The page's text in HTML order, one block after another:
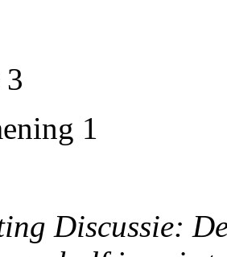
3
1
Discussie: